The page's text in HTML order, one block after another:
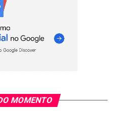
MOMENTO